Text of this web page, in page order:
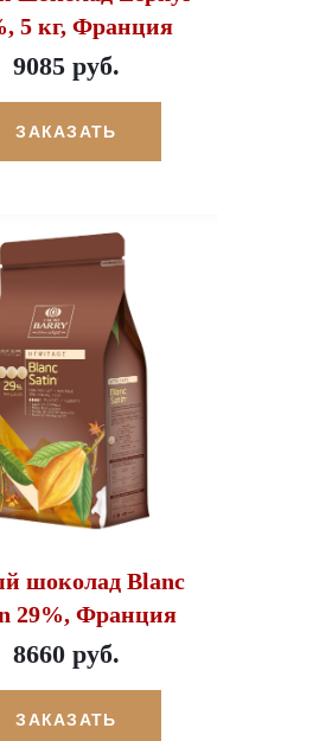
5 кг, Франция
9085 руб.
ЗАКАЗАТЬ
шоколад Blanc
29%, Франция
8660 руб.
ЗАКАЗАТЬ